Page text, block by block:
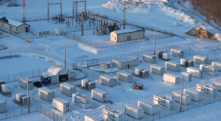
Karriere
Kontakt